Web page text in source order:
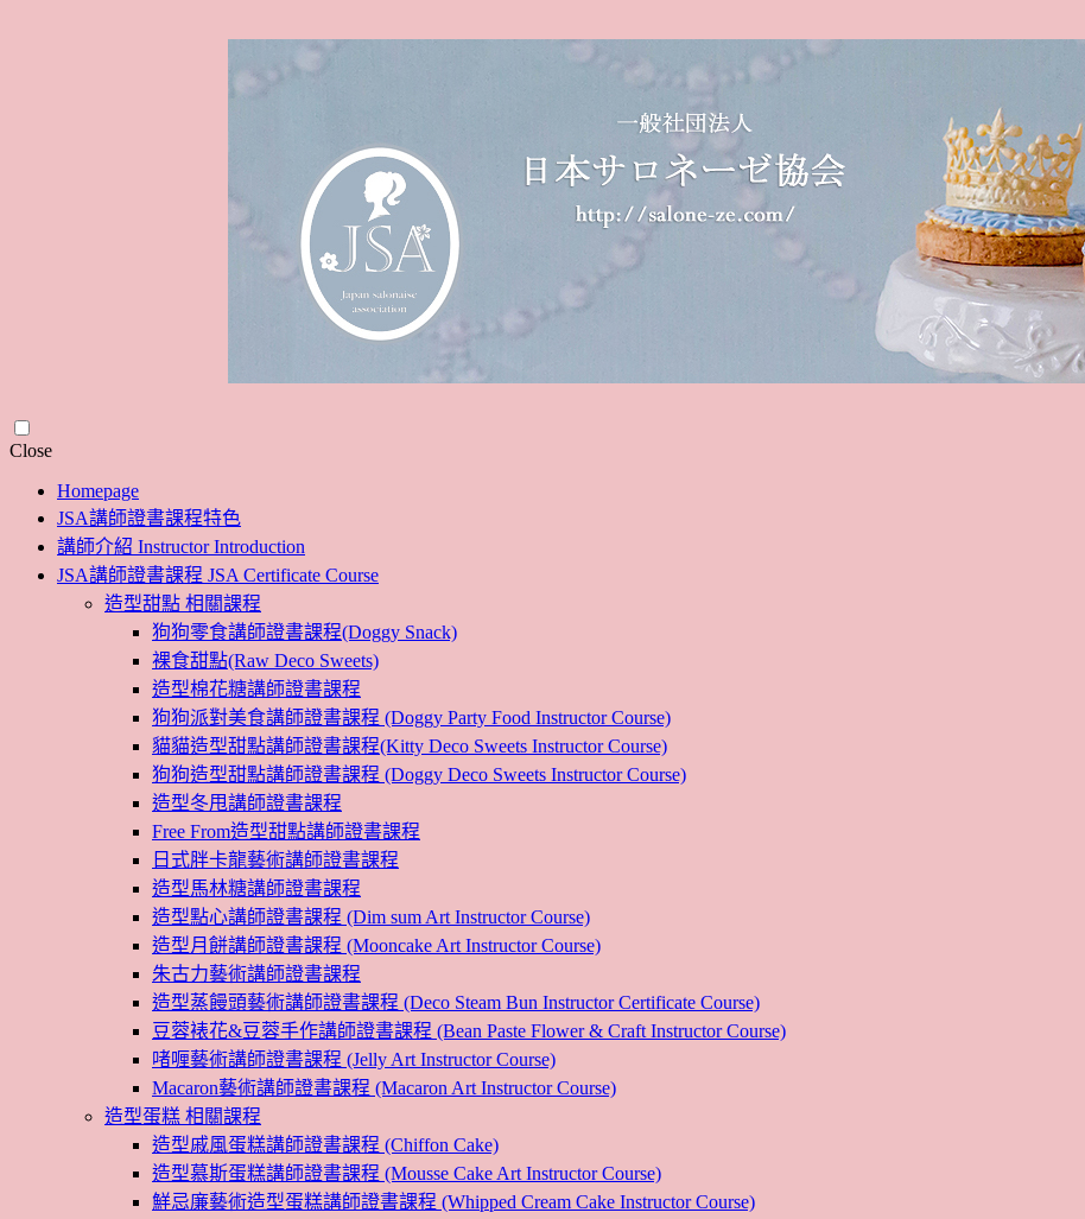
CloseSkip
content
Homepage
JSA講師證書課程特色
講師介紹 Instructor Introduction
JSA講師證書課程 JSA Certificate Course
造型甜點 相關課程
狗狗零食講師證書課程(Doggy Snack)
裸食甜點(Raw Deco Sweets)
造型棉花糖講師證書課程
狗狗派對美食講師證書課程 (Doggy Party Food Instructor Course)
貓貓造型甜點講師證書課程(Kitty Deco Sweets Instructor Course)
狗狗造型甜點講師證書課程 (Doggy Deco Sweets Instructor Course)
造型冬甩講師證書課程
Free From造型甜點講師證書課程
日式胖卡龍藝術講師證書課程
造型馬林糖講師證書課程
造型點心講師證書課程 (Dim sum Art Instructor Course)
造型月餅講師證書課程 (Mooncake Art Instructor Course)
朱古力藝術講師證書課程
造型蒸饅頭藝術講師證書課程 (Deco Steam Bun Instructor Certificate Course)
豆蓉裱花&豆蓉手作講師證書課程 (Bean Paste Flower & Craft Instructor Course)
啫喱藝術講師證書課程 (Jelly Art Instructor Course)
Macaron藝術講師證書課程 (Macaron Art Instructor Course)
造型蛋糕 相關課程
造型戚風蛋糕講師證書課程 (Chiffon Cake)
造型慕斯蛋糕講師證書課程 (Mousse Cake Art Instructor Course)
鮮忌廉藝術造型蛋糕講師證書課程 (Whipped Cream Cake Instructor Course)